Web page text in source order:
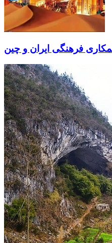
فرهنگی ایران و چین